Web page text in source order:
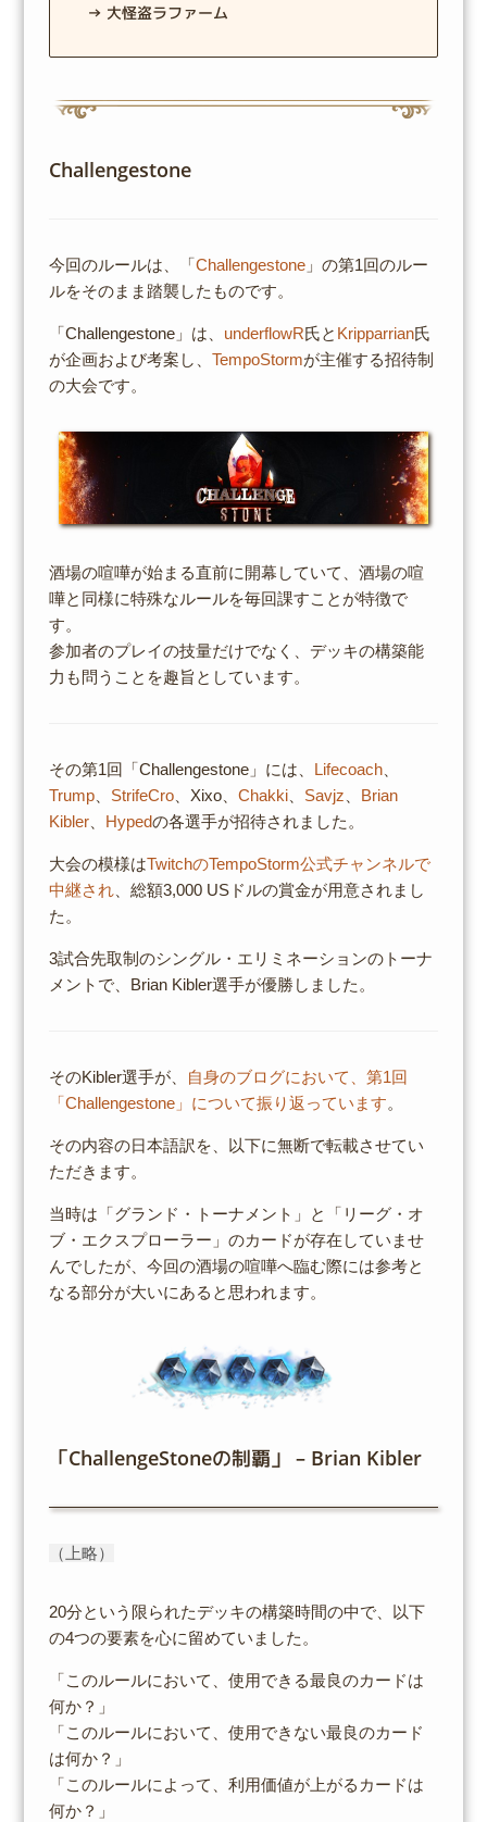
→ 大怪盗ラファーム
Challengestone
今回のルールは、「Challengestone」の第1回のルー
ルをそのまま踏襲したものです。
「Challengestone」は、 underflowR氏と Kripparrian氏
が企画および考案し、 TempoStormが主催する招待制
の大会です。
酒場の喧嘩が始まる直前に開幕していて、酒場の喧
嘩と同様に特殊なルールを毎回課すことが特徴で
す。
参加者のプレイの技量だけでなく、デッキの構築能
力も問うことを趣旨としています。
その第1回「Challengestone」には、 Lifecoach、
Trump、 StrifeCro、Xixo、 Chakki、 Savjz、
Brian
Kibler、 Hypedの各選手が招待されました。
大会の模様はTwitchのTempoStorm公式チャンネルで
中継され、総額3,000 USドルの賞金が用意されまし
た。
3試合先取制のシングル・エリミネーションのトーナ
メントで、Brian Kibler選手が優勝しました。
そのKibler選手が、
自身のブログにおいて、第1回
「Challengestone」について振り返っています。
その内容の日本語訳を、以下に無断で転載させてい
ただきます。
当時は「グランド・トーナメント」と「リーグ・オ
ブ・エクスプローラー」のカードが存在していませ
んでしたが、今回の酒場の喧嘩へ臨む際には参考と
なる部分が大いにあると思われます。
「ChallengeStoneの制覇」 – Brian Kibler
（上略）
20分という限られたデッキの構築時間の中で、以下
の4つの要素を心に留めていました。
「このルールにおいて、使用できる最良のカードは
何か？」
「このルールにおいて、使用できない最良のカード
は何か？」
「このルールによって、利用価値が上がるカードは
何か？」